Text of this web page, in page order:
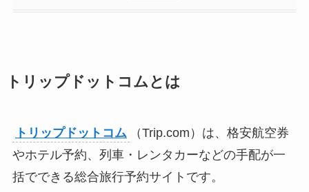
トリップドットコムとは
トリップドットコム
（Trip.com）は、格安航空券
やホテル予約、列車・レンタカーなどの手配が一
括でできる総合旅行予約サイトです。